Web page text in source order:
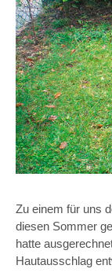
Zu einem für uns
diesen Sommer
hatte
Hautausschlag